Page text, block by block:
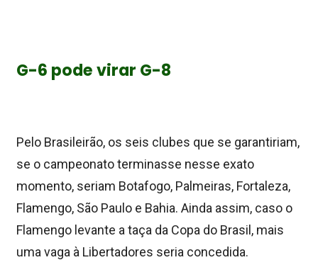
G-6 pode virar G-8
Pelo Brasileirão, os seis clubes que se garantiriam,
se o campeonato terminasse nesse exato
momento, seriam Botafogo, Palmeiras, Fortaleza,
Flamengo, São Paulo e Bahia. Ainda assim, caso o
Flamengo levante a taça da Copa do Brasil, mais
uma vaga à Libertadores seria concedida.